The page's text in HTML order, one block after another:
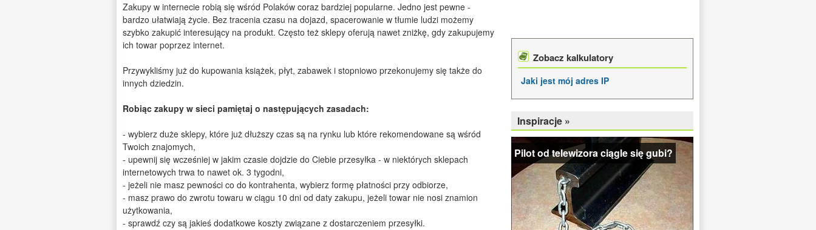
Zakupy w internecie robią się wśród Polaków coraz bardziej popularne. Jedno jest pewne -
bardzo ułatwiają życie. Bez tracenia czasu na dojazd, spacerowanie w tłumie ludzi możemy
szybko zakupić interesujący na produkt. Często też sklepy oferują nawet zniżkę, gdy zakupujemy
ich towar poprzez internet.
Przywykliśmy już do kupowania książek, płyt, zabawek i stopniowo przekonujemy się także do
innych dziedzin.
Robiąc zakupy w sieci pamiętaj o następujących zasadach:
- wybierz duże sklepy, które już dłuższy czas są na rynku lub które rekomendowane są wśród
Twoich znajomych,
- upewnij się wcześniej w jakim czasie dojdzie do Ciebie przesyłka - w niektórych sklepach
internetowych trwa to nawet ok. 3 tygodni,
- jeżeli nie masz pewności co do kontrahenta, wybierz formę płatności przy odbiorze,
- masz prawo do zwrotu towaru w ciągu 10 dni od daty zakupu, jeżeli towar nie nosi znamion
użytkowania,
- sprawdź czy są jakieś dodatkowe koszty związane z dostarczeniem przesyłki.
Zobacz kalkulatory
Jaki jest mój adres IP
Inspiracje »
Pilot od telewizora ciągle się gubi?